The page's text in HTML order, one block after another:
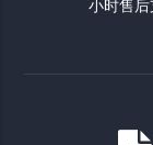
小时售后